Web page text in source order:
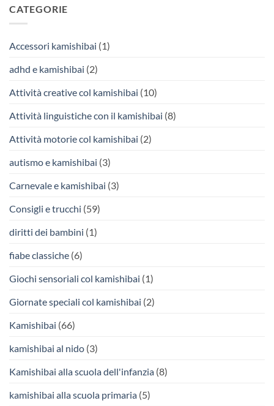
CATEGORIE
Accessori kamishibai (1)
adhd e kamishibai (2)
Attività creative col kamishibai (10)
Attività linguistiche con il kamishibai (8)
Attività motorie col kamishibai (2)
autismo e kamishibai (3)
Carnevale e kamishibai (3)
Consigli e trucchi (59)
diritti dei bambini (1)
fiabe classiche (6)
Giochi sensoriali col kamishibai (1)
Giornate speciali col kamishibai (2)
Kamishibai (66)
kamishibai al nido (3)
Kamishibai alla scuola dell'infanzia (8)
kamishibai alla scuola primaria (5)